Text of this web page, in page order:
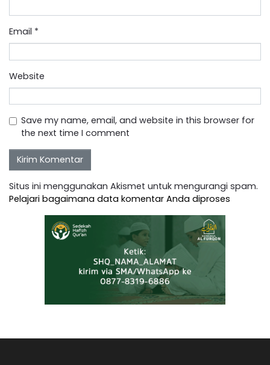
Email *
Website
Save my name, email, and website in this browser for
the next time I comment
Situs ini menggunakan Akismet untuk mengurangi spam.
Pelajari bagaimana data komentar Anda diproses